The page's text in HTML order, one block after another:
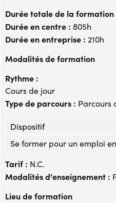
Durée totale de la formation
Durée en centre : 805h
Durée en entreprise : 210h
Modalités de formation
Rythme :
Cours de jour
Type de parcours : Parcours
Dispositif
Se former pour un emploi
Tarif : N.C.
Modalités d'enseignement :
Lieu de formation